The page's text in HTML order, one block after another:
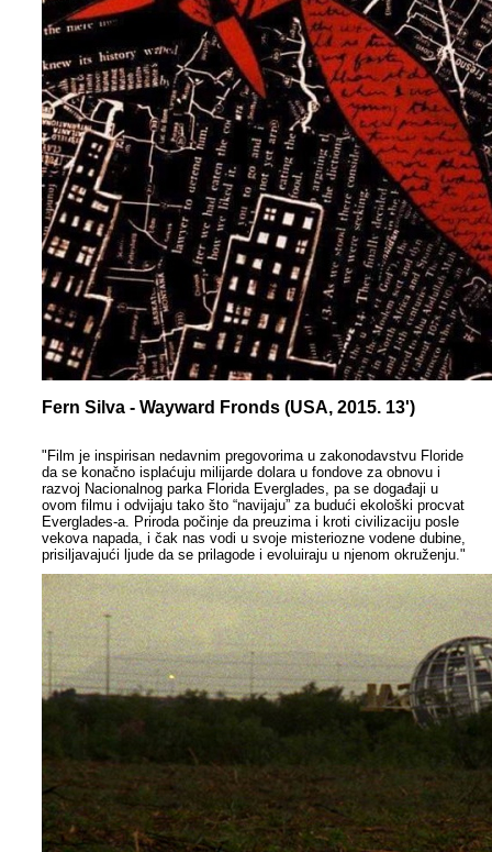
Fern Silva - Wayward Fronds (USA, 2015. 13')
"Film je inspirisan nedavnim pregovorima u zakonodavstvu Floride
da se konačno isplaćuju milijarde dolara u fondove za obnovu i
razvoj Nacionalnog parka Florida Everglades, pa se događaji u
ovom filmu i odvijaju tako što “navijaju” za budući ekološki procvat
Everglades-a. Priroda počinje da preuzima i kroti civilizaciju posle
vekova napada, i čak nas vodi u svoje misteriozne vodene dubine,
prisiljavajući ljude da se prilagode i evoluiraju u njenom okruženju."